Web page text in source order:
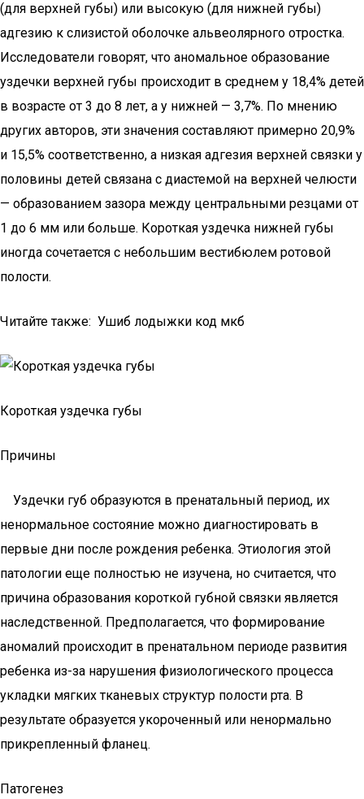
(для верхней губы) или высокую (для нижней губы)
адгезию к слизистой оболочке альвеолярного отростка.
Исследователи говорят, что аномальное образование
уздечки верхней губы происходит в среднем у 18,4% детей
в возрасте от 3 до 8 лет, а у нижней — 3,7%. По мнению
других авторов, эти значения составляют примерно 20,9%
и 15,5% соответственно, а низкая адгезия верхней связки у
половины детей связана с диастемой на верхней челюсти
— образованием зазора между центральными резцами от
1 до 6 мм или больше. Короткая уздечка нижней губы
иногда сочетается с небольшим вестибюлем ротовой
полости.
Читайте также: Ушиб лодыжки код мкб
Короткая уздечка губы
Причины
Уздечки губ образуются в пренатальный период, их
ненормальное состояние можно диагностировать в
первые дни после рождения ребенка. Этиология этой
патологии еще полностью не изучена, но считается, что
причина образования короткой губной связки является
наследственной. Предполагается, что формирование
аномалий происходит в пренатальном периоде развития
ребенка из-за нарушения физиологического процесса
укладки мягких тканевых структур полости рта. В
результате образуется укороченный или ненормально
прикрепленный фланец.
Патогенез